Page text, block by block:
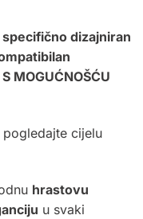
dizajniran
MOGUĆNOŠĆU
pogledajte cijelu
hrastovu
u svaki